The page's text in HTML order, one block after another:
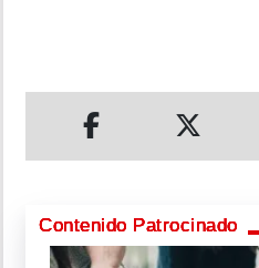
Contenido Patrocinado